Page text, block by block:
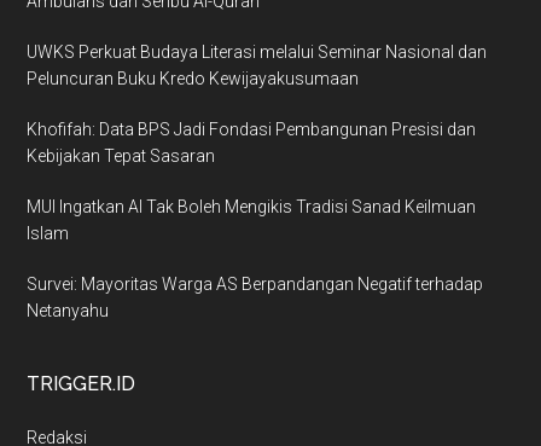
UWKS Perkuat Budaya Literasi melalui Seminar Nasional dan
Peluncuran Buku Kredo Kewijayakusumaan
Khofifah: Data BPS Jadi Fondasi Pembangunan Presisi dan
Kebijakan Tepat Sasaran
MUI Ingatkan AI Tak Boleh Mengikis Tradisi Sanad Keilmuan
Islam
Survei: Mayoritas Warga AS Berpandangan Negatif terhadap
Netanyahu
TRIGGER.ID
Redaksi